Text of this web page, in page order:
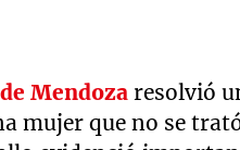
Mendoza resolvió
mujer que no se